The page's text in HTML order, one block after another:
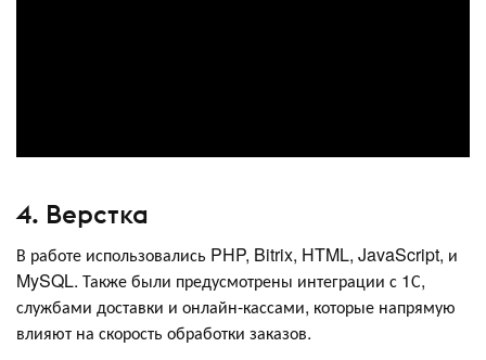
4. Верстка
В работе использовались PHP, Bitrix, HTML, JavaScript, и
MySQL. Также были предусмотрены интеграции с 1С,
службами доставки и онлайн-кассами, которые напрямую
влияют на скорость обработки заказов.